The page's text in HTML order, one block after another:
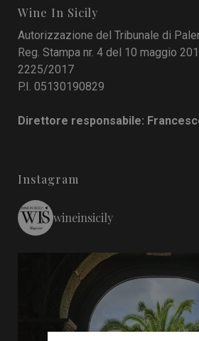
Wine In Sicily
Autorizzazione del Tribunale di
Reg. Stampa nr. 4 del 10 maggio
2225/2017
P.I. 05130190829
Direttore responsabile:
Instagram
wineinsicily